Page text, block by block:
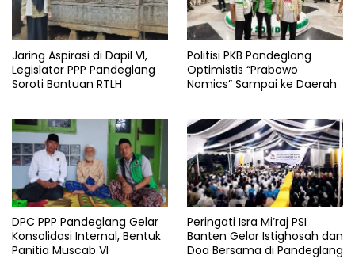
Jaring Aspirasi di Dapil VI,
Legislator PPP Pandeglang
Soroti Bantuan RTLH
Politisi PKB Pandeglang
Optimistis “Prabowo
Nomics” Sampai ke Daerah
DPC PPP Pandeglang Gelar
Konsolidasi Internal, Bentuk
Panitia Muscab VI
Peringati Isra Mi’raj PSI
Banten Gelar Istighosah dan
Doa Bersama di Pandeglang